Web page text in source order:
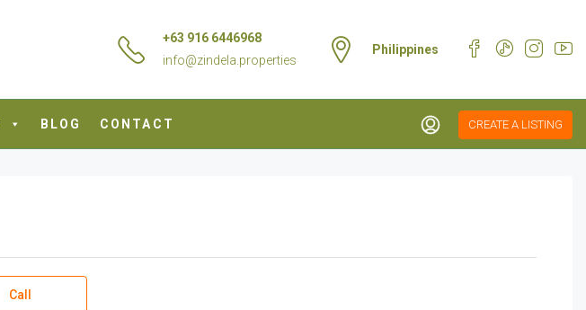
+63 916 6446968
info@zindela.properties
Philippines
BLOG CONTACT CREATE A LISTING
Call